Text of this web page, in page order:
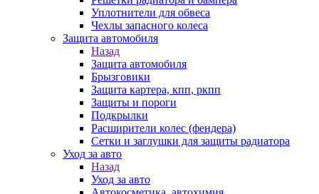
Уплотнители для обвеса
Чехлы запасного колеса
Защита автомобиля
Назад
Защита автомобиля
Брызговики
Защита картера, кпп, ркпп
Защиты и пороги
Подкрылки
Расширители колес (фендера)
Сетки и заглушки для защиты радиатора
Уход за авто
Назад
Уход за авто